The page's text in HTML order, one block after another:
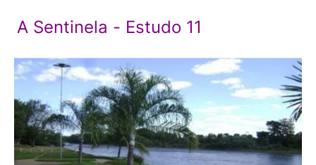
A Sentinela - Estudo 11